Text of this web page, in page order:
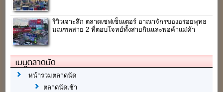
รีวิวเจาะลึก ตลาดเซฟเซ็นเตอร์ อาณาจักรของอร่อยพุทธ
มณฑลสาย 2 ที่ตอบโจทย์ทั้งสายกินและพ่อค้าแม่ค้า
เมนูตลาดนัด
หน้ารวมตลาดนัด
ตลาดนัดเช้า